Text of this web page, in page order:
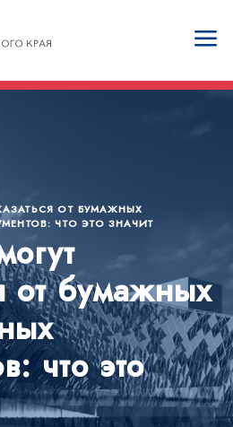
ОТ БУМАЖНЫХ
ЧТО ЭТО ЗНАЧИТ
от бумажных
что это